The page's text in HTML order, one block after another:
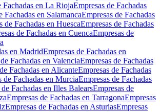
Fachadas en La RiojaEmpresas de Fachadas
Fachadas en SalamancaEmpresas de Fachadas
de Fachadas en HuescaEmpresas de Fachadas
de Fachadas en CuencaEmpresas de
en MadridEmpresas de Fachadas en
Fachadas en ValenciaEmpresas de Fachadas
Fachadas en AlicanteEmpresas de Fachadas
de Fachadas en MurciaEmpresas de Fachadas
Fachadas en Illes BalearsEmpresas de
Empresas de Fachadas en TarragonaEmpresas
Empresas de Fachadas en AsturiasEmpresas